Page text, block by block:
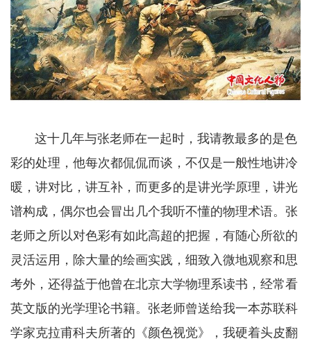
这十几年与张老师在一起时，我请教最多的是色
彩的处理，他每次都侃侃而谈，不仅是一般性地讲冷
暖，讲对比，讲互补，而更多的是讲光学原理，讲光
谱构成，偶尔也会冒出几个我听不懂的物理术语。张
老师之所以对色彩有如此高超的把握，有随心所欲的
灵活运用，除大量的绘画实践，细致入微地观察和思
考外，还得益于他曾在北京大学物理系读书，经常看
英文版的光学理论书籍。张老师曾送给我一本苏联科
学家克拉甫科夫所著的《颜色视觉》，我硬着头皮翻